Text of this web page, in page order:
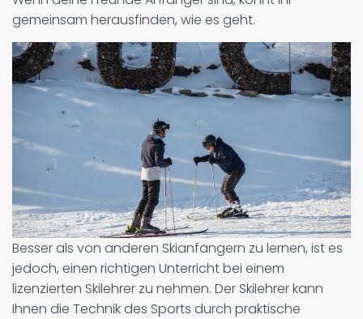
gemeinsam herausfinden, wie es geht.
Besser als von anderen Skianfängern zu lernen, ist es
jedoch, einen richtigen Unterricht bei einem
lizenzierten Skilehrer zu nehmen. Der Skilehrer kann
Ihnen die Technik des Sports durch praktische